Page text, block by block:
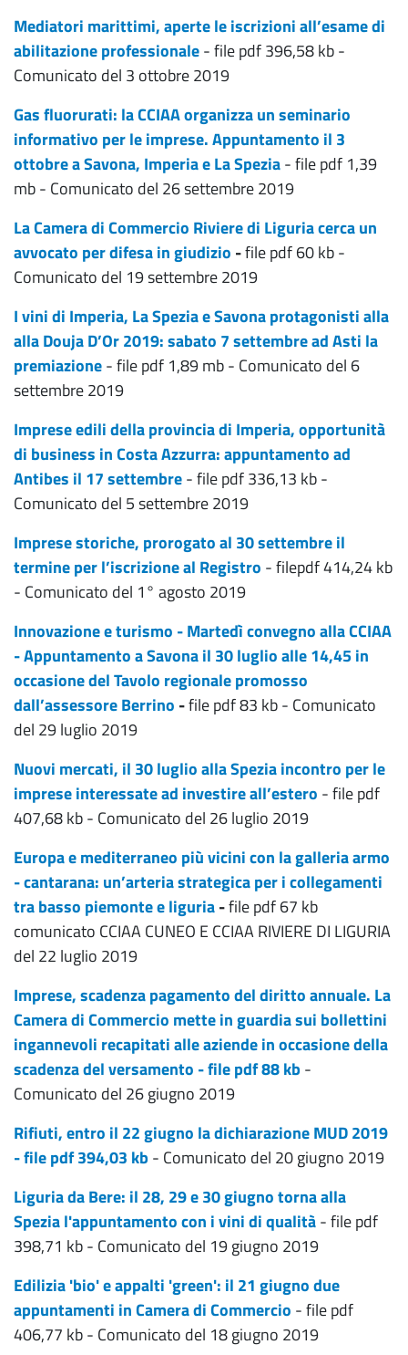
Mediatori marittimi, aperte le iscrizioni all’esame di
abilitazione professionale- file pdf 396,58 kb -
Comunicato del 3 ottobre 2019
Gas fluorurati: la CCIAA organizza un seminario
informativo per le imprese. Appuntamento il 3
ottobre a Savona, Imperia e La Spezia- file pdf 1,39
mb - Comunicato del 26 settembre 2019
La Camera di Commercio Riviere di Liguria cerca un
avvocato per difesa in giudizio -file pdf 60 kb -
Comunicato del 19 settembre 2019
I vini di Imperia, La Spezia e Savona protagonisti alla
alla Douja D’Or 2019: sabato 7 settembre ad Asti la
premiazione- file pdf 1,89 mb - Comunicato del 6
settembre 2019
Imprese edili della provincia di Imperia, opportunità
di business in Costa Azzurra: appuntamento ad
Antibes il 17 settembre- file pdf 336,13 kb -
Comunicato del 5 settembre 2019
Imprese storiche, prorogato al 30 settembre il
termine per l’iscrizione al Registro - filepdf 414,24 kb
- Comunicato del 1° agosto 2019
Innovazione e turismo - Martedì convegno alla CCIAA
- Appuntamento a Savona il 30 luglio alle 14,45 in
occasione del Tavolo regionale promosso
dall’assessore Berrino -file pdf 83 kb - Comunicato
del 29 luglio 2019
Nuovi mercati, il 30 luglio alla Spezia incontro per le
imprese interessate ad investire all’estero - file pdf
407,68 kb - Comunicato del 26 luglio 2019
Europa e mediterraneo più vicini con la galleria armo
- cantarana: un’arteria strategica per i collegamenti
tra basso piemonte e liguria-file pdf 67 kb
comunicato CCIAA CUNEO E CCIAA RIVIERE DI LIGURIA
del 22 luglio 2019
Imprese, scadenza pagamento del diritto annuale. La
Camera di Commercio mette in guardia sui bollettini
ingannevoli recapitati alle aziende in occasione della
scadenza del versamento - file pdf 88 kb-
Comunicato del 26 giugno 2019
Rifiuti, entro il 22 giugno la dichiarazione MUD 2019
- file pdf 394,03 kb- Comunicato del 20 giugno 2019
Liguria da Bere: il 28, 29 e 30 giugno torna alla
Spezia l'appuntamento con i vini di qualità- file pdf
398,71 kb - Comunicato del 19 giugno 2019
Edilizia 'bio' e appalti 'green': il 21 giugno due
appuntamenti in Camera di Commercio - file pdf
406,77 kb - Comunicato del 18 giugno 2019